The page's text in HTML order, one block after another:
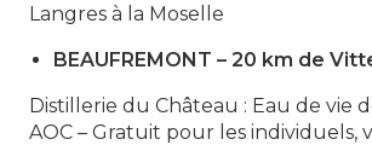
Langres à la Moselle
BEAUFREMONT – 20 km de
Distillerie du Château : Eau de vie
AOC – Gratuit pour les individuels,